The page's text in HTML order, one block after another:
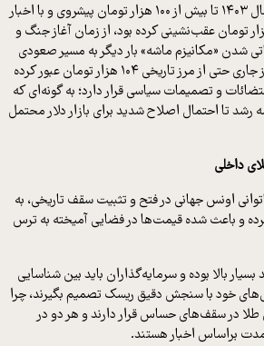
دلار غیررسمی که در پایان سال ۱۴۰۳ تا بیش از ۱۰۰ هزار تومان پیشروی و با اخبار
مذاکرات به زیر ۸۰ هزار تومان عقب‌نشینی کرده بود، از زمان آغاز جنگ و
شدن «مکانیزم ماشه» بار دیگر به مسیر صعودی
بازگشته است. این ارز در روز جاری حتی از مرز تاریخی ۱۰۴ هزار تومان عبور کرده
و تصمیمات سیاسی قرار دارد؛ به گونه‌ای که
رشد تا احتمال اصلاح شدید برای بازار دلار محتمل
داخلی
اونس جهانی در فتح و تثبیت سقف تاریخی، به
کرده و باعث شده قیمت‌ها در فضایی آمیخته به ترس
بالا بوده و سرمایه‌گذاران باید بین شناسایی
خود با سنجش دقیق ریسک تصمیم بگیرند، چرا
طلا در سقف‌های حساس قرار دارند و هر دو در
براساس اخبار هستند.